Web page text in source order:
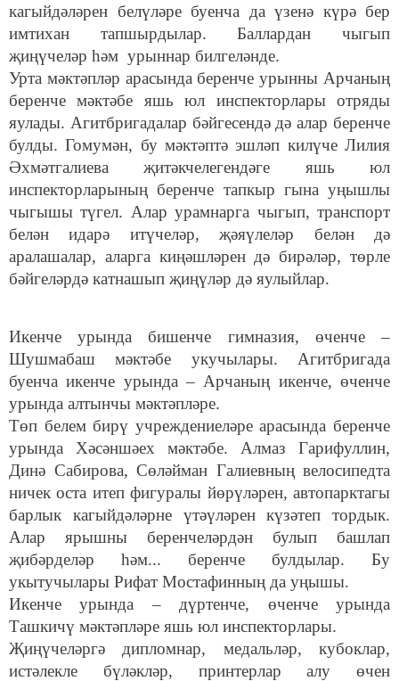
кагыйдәләрен белүләре буенча да үзенә күрә бер
имтихан тапшырдылар. Баллардан чыгып
җиңүчеләр һәм урыннар билгеләнде.
Урта мәктәпләр арасында беренче урынны Арчаның
беренче мәктәбе яшь юл инспекторлары отряды
яулады. Агитбригадалар бәйгесендә дә алар беренче
булды. Гомумән, бу мәктәптә эшләп килүче Лилия
Әхмәтгалиева җитәкчелегендәге яшь юл
инспекторларының беренче тапкыр гына уңышлы
чыгышы түгел. Алар урамнарга чыгып, транспорт
белән идарә итүчеләр, җәяүлеләр белән дә
аралашалар, аларга киңәшләрен дә бирәләр, төрле
бәйгеләрдә катнашып җиңүләр дә яулыйлар.
Икенче урында бишенче гимназия, өченче –
Шушмабаш мәктәбе укучылары. Агитбригада
буенча икенче урында – Арчаның икенче, өченче
урында алтынчы мәктәпләре.
Төп белем бирү учреждениеләре арасында беренче
урында Хәсәншәех мәктәбе. Алмаз Гарифуллин,
Динә Сабирова, Сөләйман Галиевның велосипедта
ничек оста итеп фигуралы йөрүләрен, автопарктагы
барлык кагыйдәләрне үтәүләрен күзәтеп тордык.
Алар ярышны беренчеләрдән булып башлап
җибәрделәр һәм... беренче булдылар. Бу
укытучылары Рифат Мостафинның да уңышы.
Икенче урында – дүртенче, өченче урында
Ташкичү мәктәпләре яшь юл инспекторлары.
Җиңүчеләргә дипломнар, медальләр, кубоклар,
истәлекле бүләкләр, принтерлар алу өчен